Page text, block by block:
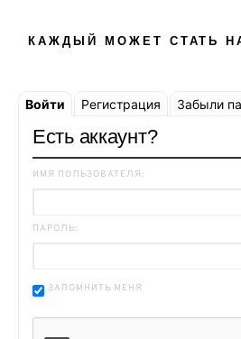
КАЖДЫЙ МОЖЕТ СТАТЬ
Войти Регистрация Забыли
Есть аккаунт?
ИМЯ ПОЛЬЗОВАТЕЛЯ:
ПАРОЛЬ:
ЗАПОМНИТЬ МЕНЯ